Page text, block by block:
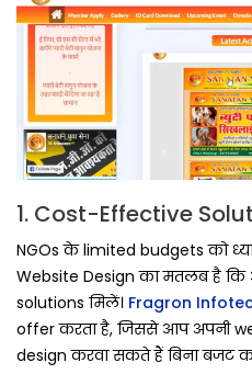
1. Cost-Effective
NGOs के limited budgets को
Website Design का मतलब है
solutions मिलें। Fragron
offer करता है, जिससे आप अपनी
design करवा सकते हैं बिना बजट